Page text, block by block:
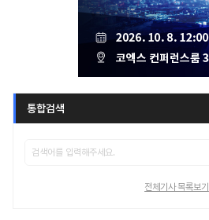
통합검색
전체기사 목록보기